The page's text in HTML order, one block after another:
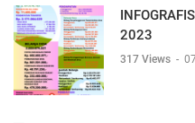
2023
317 Views -